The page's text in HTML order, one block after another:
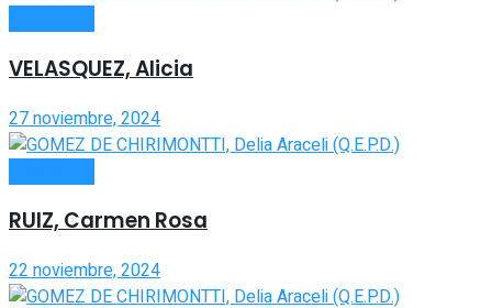
VELASQUEZ, Alicia
27 noviembre, 2024
RUIZ, Carmen Rosa
22 noviembre, 2024